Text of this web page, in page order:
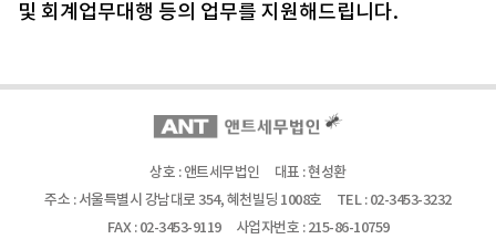
및 회계업무대행 등의 업무를 지원해드립니다.
상호 : 앤트세무법인
대표 : 현성환
주소 : 서울특별시 강남대로 354, 혜천빌딩 1008호
TEL :02-3453-3232
FAX : 02-3453-9119
사업자번호 : 215-86-10759